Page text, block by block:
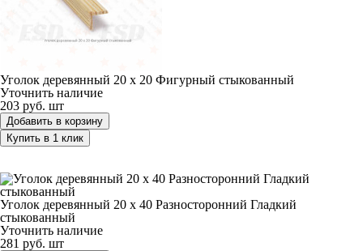
Уголок деревянный 20 х 20 Фигурный стыкованный
Уточнить наличие
203 руб. шт
Добавить в корзину
Купить в 1 клик
Уголок деревянный 20 х 40 Разносторонний Гладкий
стыкованный
Уточнить наличие
281 руб. шт